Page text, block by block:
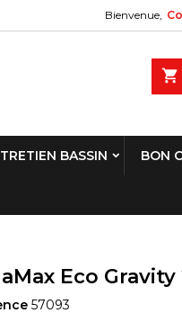
Bienvenue,
shopping_cart
BASSIN BON
Eco
57093